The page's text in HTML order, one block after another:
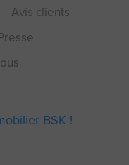
Avis clients
BSK !